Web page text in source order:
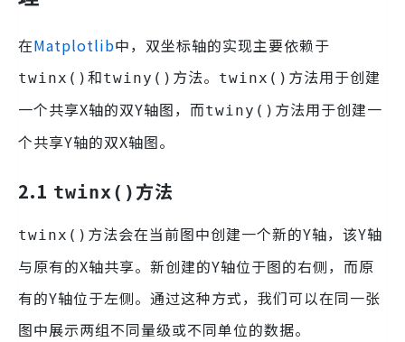
在Matplotlib中，双坐标轴的实现主要依赖于
twinx() 和twiny() 方法。 twinx() 方法用于创建
一个共享X轴的双Y轴图，而twiny() 方法用于创建一
个共享Y轴的双X轴图。
2.1 twinx() 方法
twinx() 方法会在当前图中创建一个新的Y轴，该Y轴
与原有的X轴共享。新创建的Y轴位于图的右侧，而原
有的Y轴位于左侧。通过这种方式，我们可以在同一张
图中展示两组不同量级或不同单位的数据。